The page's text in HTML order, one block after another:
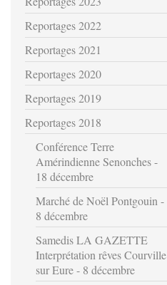
Reportages 2022
Reportages 2021
Reportages 2020
Reportages 2019
Reportages 2018
Conférence Terre
Amérindienne Senonches -
18 décembre
Marché de Noël Pontgouin -
8 décembre
Samedis LA GAZETTE
Interprétation rêves Courville
sur Eure - 8 décembre